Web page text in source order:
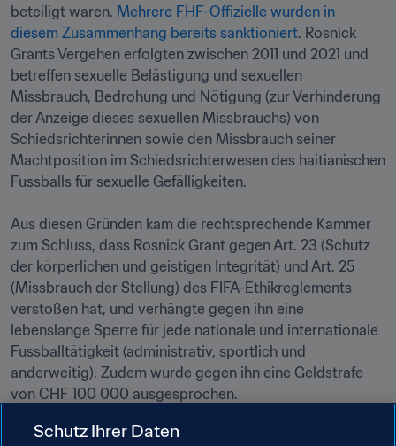
beteiligt waren. Mehrere FHF-Offizielle wurden in
diesem Zusammenhang bereits sanktioniert. Rosnick
Grants Vergehen erfolgten zwischen 2011 und 2021 und
betreffen sexuelle Belästigung und sexuellen
Missbrauch, Bedrohung und Nötigung (zur Verhinderung
der Anzeige dieses sexuellen Missbrauchs) von
Schiedsrichterinnen sowie den Missbrauch seiner
Machtposition im Schiedsrichterwesen des haitianischen
Fussballs für sexuelle Gefälligkeiten.
Aus diesen Gründen kam die rechtsprechende Kammer
zum Schluss, dass Rosnick Grant gegen Art. 23 (Schutz
der körperlichen und geistigen Integrität) und Art. 25
(Missbrauch der Stellung) des FIFA-Ethikreglements
verstoßen hat, und verhängte gegen ihn eine
lebenslange Sperre für jede nationale und internationale
Fussballtätigkeit (administrativ, sportlich und
anderweitig). Zudem wurde gegen ihn eine Geldstrafe
von CHF 100 000 ausgesprochen.
Der am 22. Juli 2021 gefällte Entscheid wurde Rosnick
Schutz Ihrer Daten